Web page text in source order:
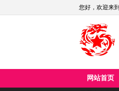
您好，欢迎来到
网站首页